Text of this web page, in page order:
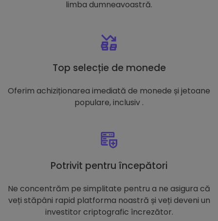
limba dumneavoastră.
Top selecție de monede
Oferim achiziționarea imediată de monede și jetoane
populare, inclusiv .
Potrivit pentru începători
Ne concentrăm pe simplitate pentru a ne asigura că
veți stăpâni rapid platforma noastră și veți deveni un
investitor criptografic încrezător.